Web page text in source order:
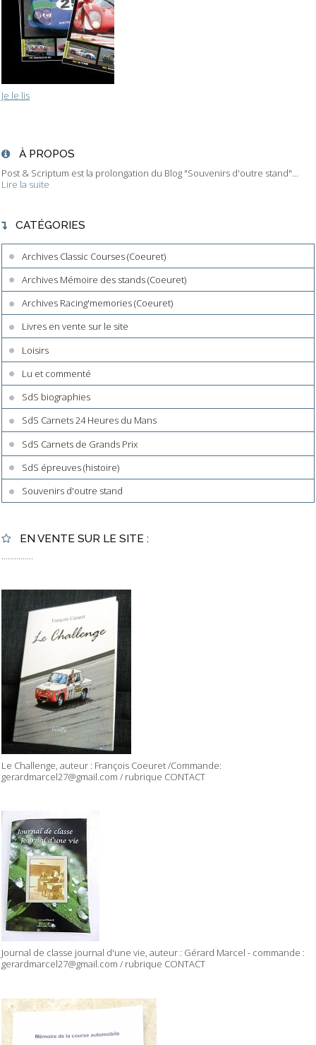
Je le lis
À PROPOS
Post & Scriptum est la prolongation du Blog "Souvenirs d'outre stand"...
Lire la suite
CATÉGORIES
Archives Classic Courses (Coeuret)
Archives Mémoire des stands (Coeuret)
Archives Racing'memories (Coeuret)
Livres en vente sur le site
Loisirs
Lu et commenté
SdS biographies
SdS Carnets 24 Heures du Mans
SdS Carnets de Grands Prix
SdS épreuves (histoire)
Souvenirs d'outre stand
EN VENTE SUR LE SITE :
...............
Le Challenge, auteur : François Coeuret /Commande:
gerardmarcel27@gmail.com / rubrique CONTACT
Journal de classe journal d'une vie, auteur : Gérard Marcel - commande :
gerardmarcel27@gmail.com / rubrique CONTACT